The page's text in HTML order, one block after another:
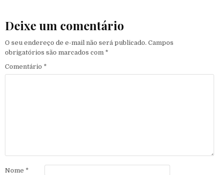
Deixe um comentário
O seu endereço de e-mail não será publicado. Campos
obrigatórios são marcados com *
Comentário *
Nome *